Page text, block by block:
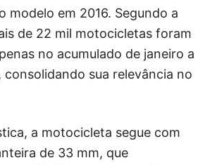
modelo em 2016. Segundo a
de 22 mil motocicletas foram
no acumulado de janeiro a
consolidando sua relevância no
a motocicleta segue com
de 33 mm, que